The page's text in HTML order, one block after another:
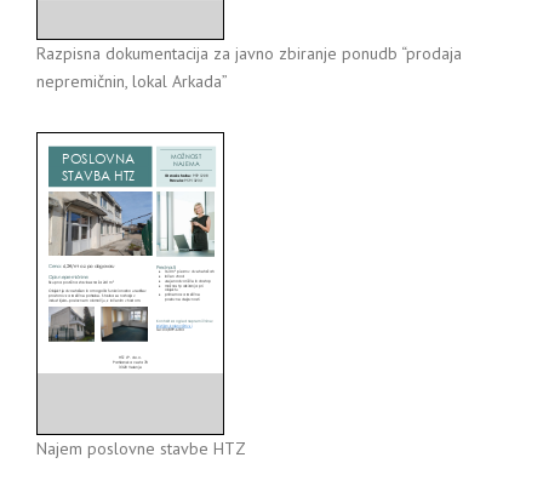
Razpisna dokumentacija za javno zbiranje ponudb “prodaja
nepremičnin, lokal Arkada”
Najem poslovne stavbe HTZ